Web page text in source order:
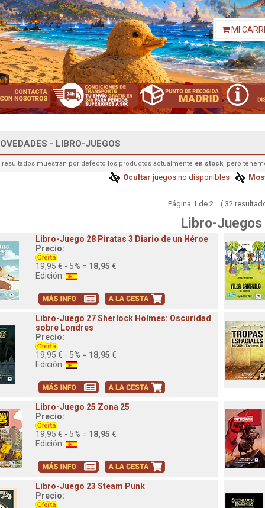
MI
- LIBRO-JUEGOS
muestran por defecto los productos actualmente en stock, pero
Ocultar juegos no disponibles
Página 1 de 2 ( 32
Libro-Juegos
Libro-Juego 28 Piratas 3 Diario de un Héroe
Precio:
19,95 € - 5% = 18,95 €
Edición:
Libro-Juego 27 Sherlock Holmes: Oscuridad
sobre Londres
Precio:
19,95 € - 5% = 18,95 €
Edición:
Libro-Juego 25 Zona 25
Precio:
19,95 € - 5% = 18,95 €
Edición:
Libro-Juego 23 Steam Punk
Precio: